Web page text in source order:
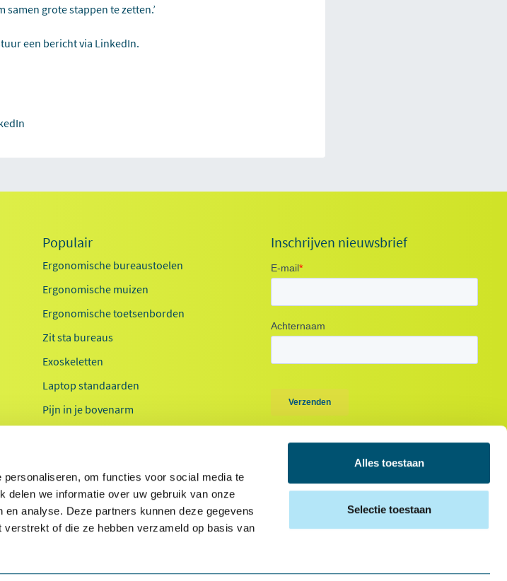
om functies voor social media te
delen we informatie over uw gebruik van onze
analyse. Deze partners kunnen deze gegevens
of die ze hebben verzameld op basis van
Alles toestaan
Selectie toestaan
grote stappen te zetten.’
een bericht via LinkedIn.
Populair
Ergonomische bureaustoelen
Ergonomische muizen
Ergonomische toetsenborden
Zit sta bureaus
Exoskeletten
Laptop standaarden
Pijn in je bovenarm
Werkplekanalyse zorg
Inschrijven nieuwsbrief